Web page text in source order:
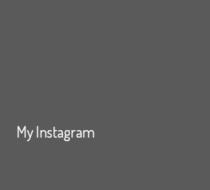
My Instagram